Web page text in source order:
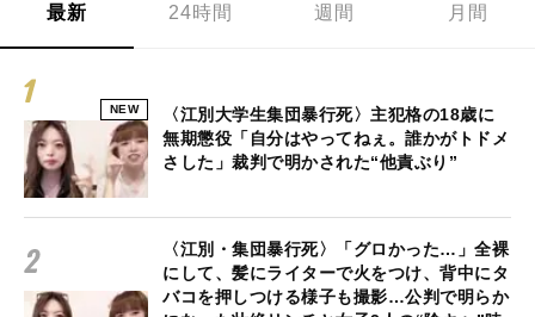
最新 24時間 週間 月間
NEW
〈江別大学生集団暴行死〉主犯格の18歳に
無期懲役「自分はやってねぇ。誰かがトドメ
さした」裁判で明かされた“他責ぶり”
〈江別・集団暴行死〉「グロかった…」全裸
にして、髪にライターで火をつけ、背中にタ
バコを押しつける様子も撮影…公判で明らか